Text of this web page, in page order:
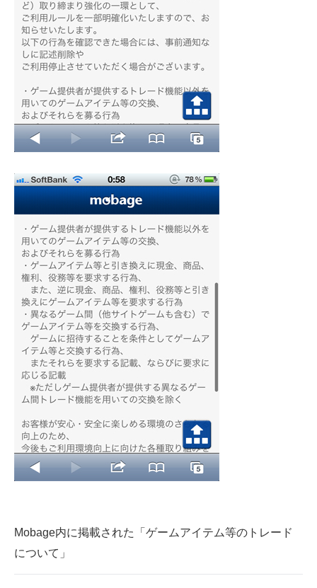
Mobage内に掲載された「ゲームアイテム等のトレード
について」